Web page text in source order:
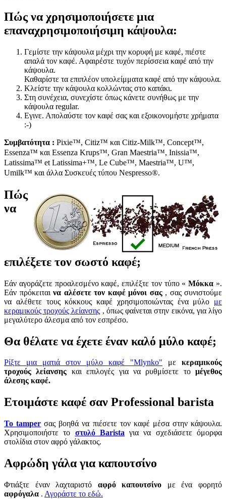
Πώς να χρησιμοποιήσετε μια
επαναχρησιμοποιήσιμη κάψουλα:
Γεμίστε την κάψουλα μέχρι την κορυφή με καφέ, πιέστε
απαλά τον καφέ. Αφαιρέστε τυχόν περίσσεια καφέ από την
κάψουλα.
Καθαρίστε τα επιπλέον υπολείμματα καφέ από την κάψουλα.
Κλείστε την κάψουλα κολλώντας στο καπάκι.
Στη συνέχεια, συνεχίστε όπως κάνετε συνήθως με την
κάψουλα regular.
Εγινε. Απολαύστε τον καφέ σας και εξοικονομήστε χρήματα
:-)
Συμβατότητα : Pixie™, Citiz™ και Citiz-Milk™, Concept™,
Essenza™ και Essenza Krups™, Gran Maestria™, Inissia™,
Latissima™ et Latissima+™, Le Cube™, Maestria™, U™,
Umilk™ και άλλα Συσκευές τύπου Nespresso®.
Πώς
να
επιλέξετε τον σωστό καφέ;
Εάν αγοράζετε προαλεσμένο καφέ, επιλέξτε τον τύπο «Μόκκα ».
Εάν πρόκειται να αλέσετε τον καφέ μόνοι σας, σας συνιστούμε
να αλέθετε τους κόκκους καφέ χρησιμοποιώντας ένα μύλο με
κεραμικούς τροχούς λείανσης , όπως φαίνεται στην εικόνα, για λίγο
μεγαλύτερο άλεσμα από τον εσπρέσο.
Θα θέλατε να έχετε έναν καλό μύλο καφέ;
Ρίξτε μια ματιά στον μύλο καφέ "Mlynko" με κεραμικούς
τροχούς λείανσης και επιλογές για να ρυθμίσετε το μέγεθος
άλεσης καφέ.
Ετοιμάστε καφέ σαν Professional barista
Το tamper σας βοηθά να πιέσετε τον καφέ μέσα στην κάψουλα.
Χρησιμοποιήστε το στυλό Barista για να σχεδιάσετε όμορφα
στολίδια στον αφρό γάλακτος.
Αφρώδη γάλα για καπουτσίνο
Φτιάξτε έναν λαχταριστό αφρό καπουτσίνο με ένα φορητό
αφρόγαλα . Αγοράστε το εδώ.